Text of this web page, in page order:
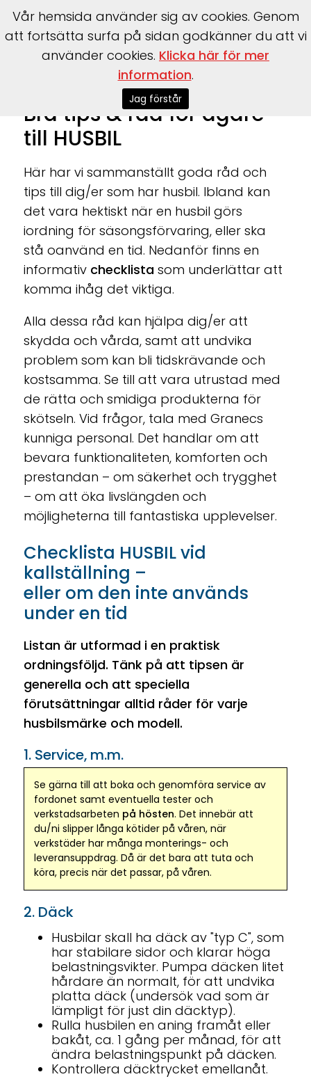
Tips HUSBIL
Bra tips & råd för ägare
till HUSBIL
Här har vi sammanställt goda råd och
tips till dig/er som har husbil. Ibland kan
det vara hektiskt när en husbil görs
iordning för säsongsförvaring, eller ska
stå oanvänd en tid. Nedanför finns en
informativ checklistasom underlättar att
komma ihåg det viktiga.
Alla dessa råd kan hjälpa dig/er att
skydda och vårda, samt att undvika
problem som kan bli tidskrävande och
kostsamma. Se till att vara utrustad med
de rätta och smidiga produkterna för
skötseln. Vid frågor, tala med Granecs
kunniga personal. Det handlar om att
bevara funktionaliteten, komforten och
prestandan – om säkerhet och trygghet
– om att öka livslängden och
möjligheterna till fantastiska upplevelser.
Checklista HUSBIL vid
kallställning –
eller om den inte används
under en tid
Listan är utformad i en praktisk
ordningsföljd. Tänk på att tipsen är
generella och att speciella
förutsättningar alltid råder för varje
husbilsmärke och modell.
1. Service, m.m.
Se gärna till att boka och genomföra service av
fordonet samt eventuella tester och
verkstadsarbeten på hösten. Det innebär att
du/ni slipper långa kötider på våren, när
verkstäder har många monterings- och
leveransuppdrag. Då är det bara att tuta och
köra, precis när det passar, på våren.
2. Däck
Husbilar skall ha däck av "typ C", som
har stabilare sidor och klarar höga
belastningsvikter. Pumpa däcken litet
hårdare än normalt, för att undvika
platta däck (undersök vad som är
lämpligt för just din däcktyp).
Rulla husbilen en aning framåt eller
bakåt, ca. 1 gång per månad, för att
ändra belastningspunkt på däcken.
Kontrollera däcktrycket emellanåt.
Vår hemsida använder sig av cookies. Genom
att fortsätta surfa på sidan godkänner du att vi
använder cookies. Klicka här för mer
information.
Jag förstår